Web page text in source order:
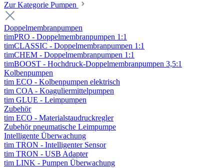
Zur Kategorie Pumpen
Doppelmembranpumpen
timPRO - Doppelmembranpumpen 1:1
timCLASSIC - Doppelmembranpumpen 1:1
timCHEM - Doppelmembranpumpen 1:1
timBOOST - Hochdruck-Doppelmembranpumpen 3,5:1
Kolbenpumpen
tim ECO - Kolbenpumpen elektrisch
tim COA - Koaguliermittelpumpen
tim GLUE - Leimpumpen
Zubehör
tim ECO - Materialstaudruckregler
Zubehör pneumatische Leimpumpe
Intelligente Überwachung
tim TRON - Intelligenter Sensor
tim TRON - USB Adapter
tim LINK - Pumpen Überwachung